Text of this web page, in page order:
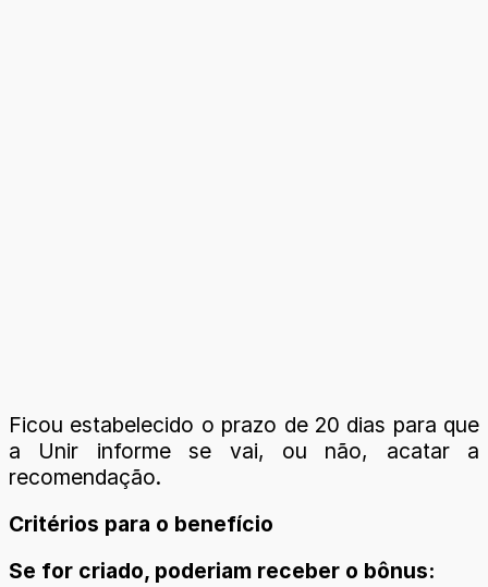
Ficou estabelecido o prazo de 20 dias para que
a Unir informe se vai, ou não, acatar a
recomendação.
Critérios para o benefício
Se for criado, poderiam receber o bônus: